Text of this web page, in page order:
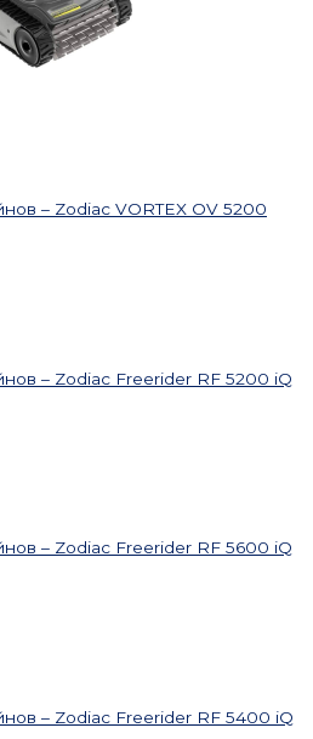
– Zodiac VORTEX OV 5200
– Zodiac Freerider RF 5200 iQ
– Zodiac Freerider RF 5600 iQ
– Zodiac Freerider RF 5400 iQ